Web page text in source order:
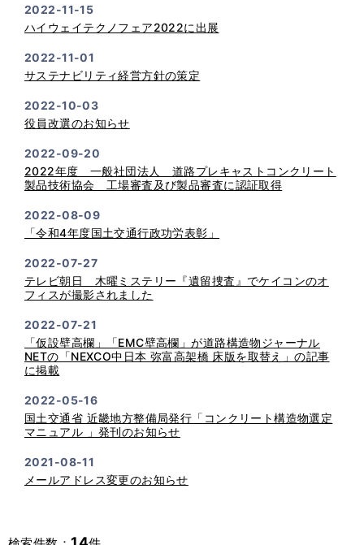
2022-11-15
ハイウェイテクノフェア2022に出展
2022-11-01
サステナビリティ経営方針の策定
2022-10-03
役員改選のお知らせ
2022-09-20
2022年度 一般社団法人 道路プレキャストコンクリート
製品技術協会 工場審査及び製品審査に認証取得
2022-08-09
「令和4年度国土交通行政功労表彰」
2022-07-27
テレビ朝日 木曜ミステリー『遺留捜査』でケイコンのオ
フィスが撮影されました
2022-07-21
「仮設壁高欄」「EMC壁高欄」が道路構造物ジャーナル
NETの「NEXCO中日本 弥富高架橋 床版を取替え」の記事
に掲載
2022-05-16
国土交通省 近畿地方整備局発行「コンクリート構造物選定
マニュアル 」発刊のお知らせ
2021-08-11
メールアドレス変更のお知らせ